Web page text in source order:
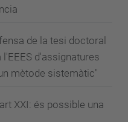
de la tesi doctoral
d'assignatures
mètode sistemàtic"
XXI: és possible una